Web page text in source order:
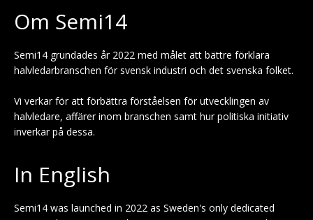
Om Semi14
Semi14 grundades år 2022 med målet att bättre förklara
halvledarbranschen för svensk industri och det svenska folket.
Vi verkar för att förbättra förståelsen för utvecklingen av
halvledare, affärer inom branschen samt hur politiska initiativ
inverkar på dessa.
In English
Semi14 was launched in 2022 as Sweden's only dedicated